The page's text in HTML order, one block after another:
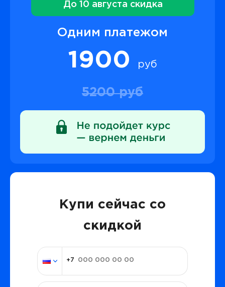
До 10 августа скидка
Одним платежом
1900 руб
5200 руб
Купи сейчас со
скидкой